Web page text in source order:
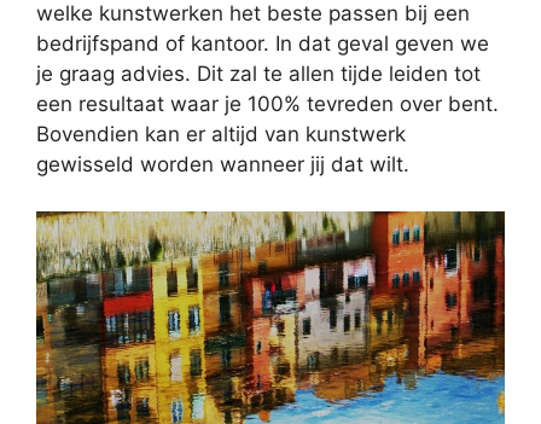
welke kunstwerken het beste passen bij een
bedrijfspand of kantoor. In dat geval geven we
je graag advies. Dit zal te allen tijde leiden tot
een resultaat waar je 100% tevreden over bent.
Bovendien kan er altijd van kunstwerk
gewisseld worden wanneer jij dat wilt.